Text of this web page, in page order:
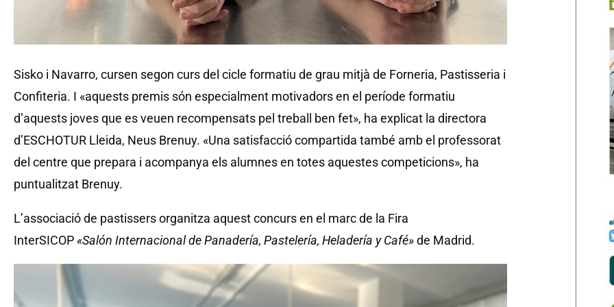
Sisko i Navarro, cursen segon curs del cicle formatiu de grau mitjà de Forneria, Pastisseria i
Confiteria. I «aquests premis són especialment motivadors en el període formatiu
d’aquests joves que es veuen recompensats pel treball ben fet», ha explicat la directora
d’ESCHOTUR Lleida, Neus Brenuy. «Una satisfacció compartida també amb el professorat
del centre que prepara i acompanya els alumnes en totes aquestes competicions», ha
puntualitzat Brenuy.
L’associació de pastissers organitza aquest concurs en el marc de la Fira
InterSICOP«Salón Internacional de Panadería, Pastelería, Heladería y Café»de Madrid.